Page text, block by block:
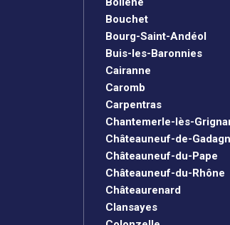
Bouchet
Bourg-Saint-Andéol
Buis-les-Baronnies
Cairanne
Caromb
Carpentras
Chantemerle-lès-
Châteauneuf-de-
Châteauneuf-du-Pape
Châteauneuf-du-Rhône
Châteaurenard
Clansayes